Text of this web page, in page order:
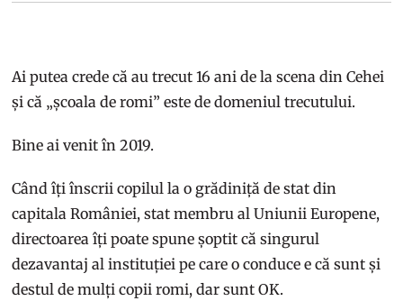
Ai putea crede că au trecut 16 ani de la scena din Cehei
și că „școala de romi” este de domeniul trecutului.
Bine ai venit în 2019.
Când îți înscrii copilul la o grădiniță de stat din
capitala României, stat membru al Uniunii Europene,
directoarea îți poate spune șoptit că singurul
dezavantaj al instituției pe care o conduce e că sunt și
destul de mulți copii romi, dar sunt OK.